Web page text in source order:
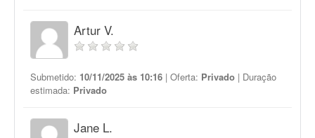
Artur V.
Submetido: 10/11/2025 às 10:16 | Oferta: Privado | Duração
estimada: Privado
Jane L.